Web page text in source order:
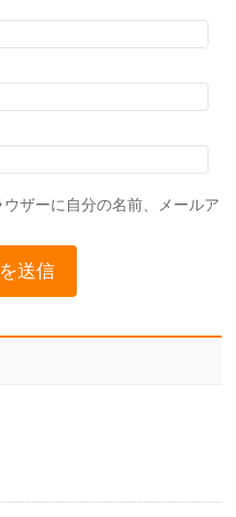
ザーに自分の名前、メールア